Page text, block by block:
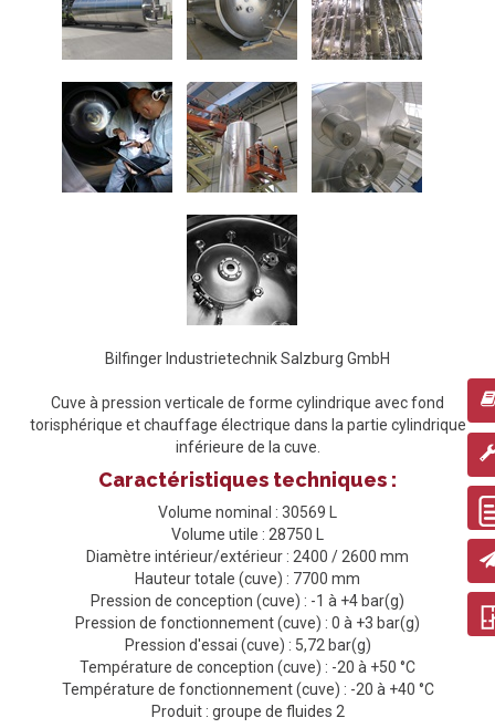
Bilfinger Industrietechnik Salzburg GmbH
Cuve à pression verticale de forme cylindrique avec fond
torisphérique et chauffage électrique dans la partie cylindrique
inférieure de la cuve.
Caractéristiques techniques :
Volume nominal : 30569 L
Volume utile : 28750 L
Diamètre intérieur/extérieur : 2400 / 2600 mm
Hauteur totale (cuve) : 7700 mm
Pression de conception (cuve) : -1 à +4 bar(g)
Pression de fonctionnement (cuve) : 0 à +3 bar(g)
Pression d'essai (cuve) : 5,72 bar(g)
Température de conception (cuve) : -20 à +50 °C
Température de fonctionnement (cuve) : -20 à +40 °C
Produit : groupe de fluides 2